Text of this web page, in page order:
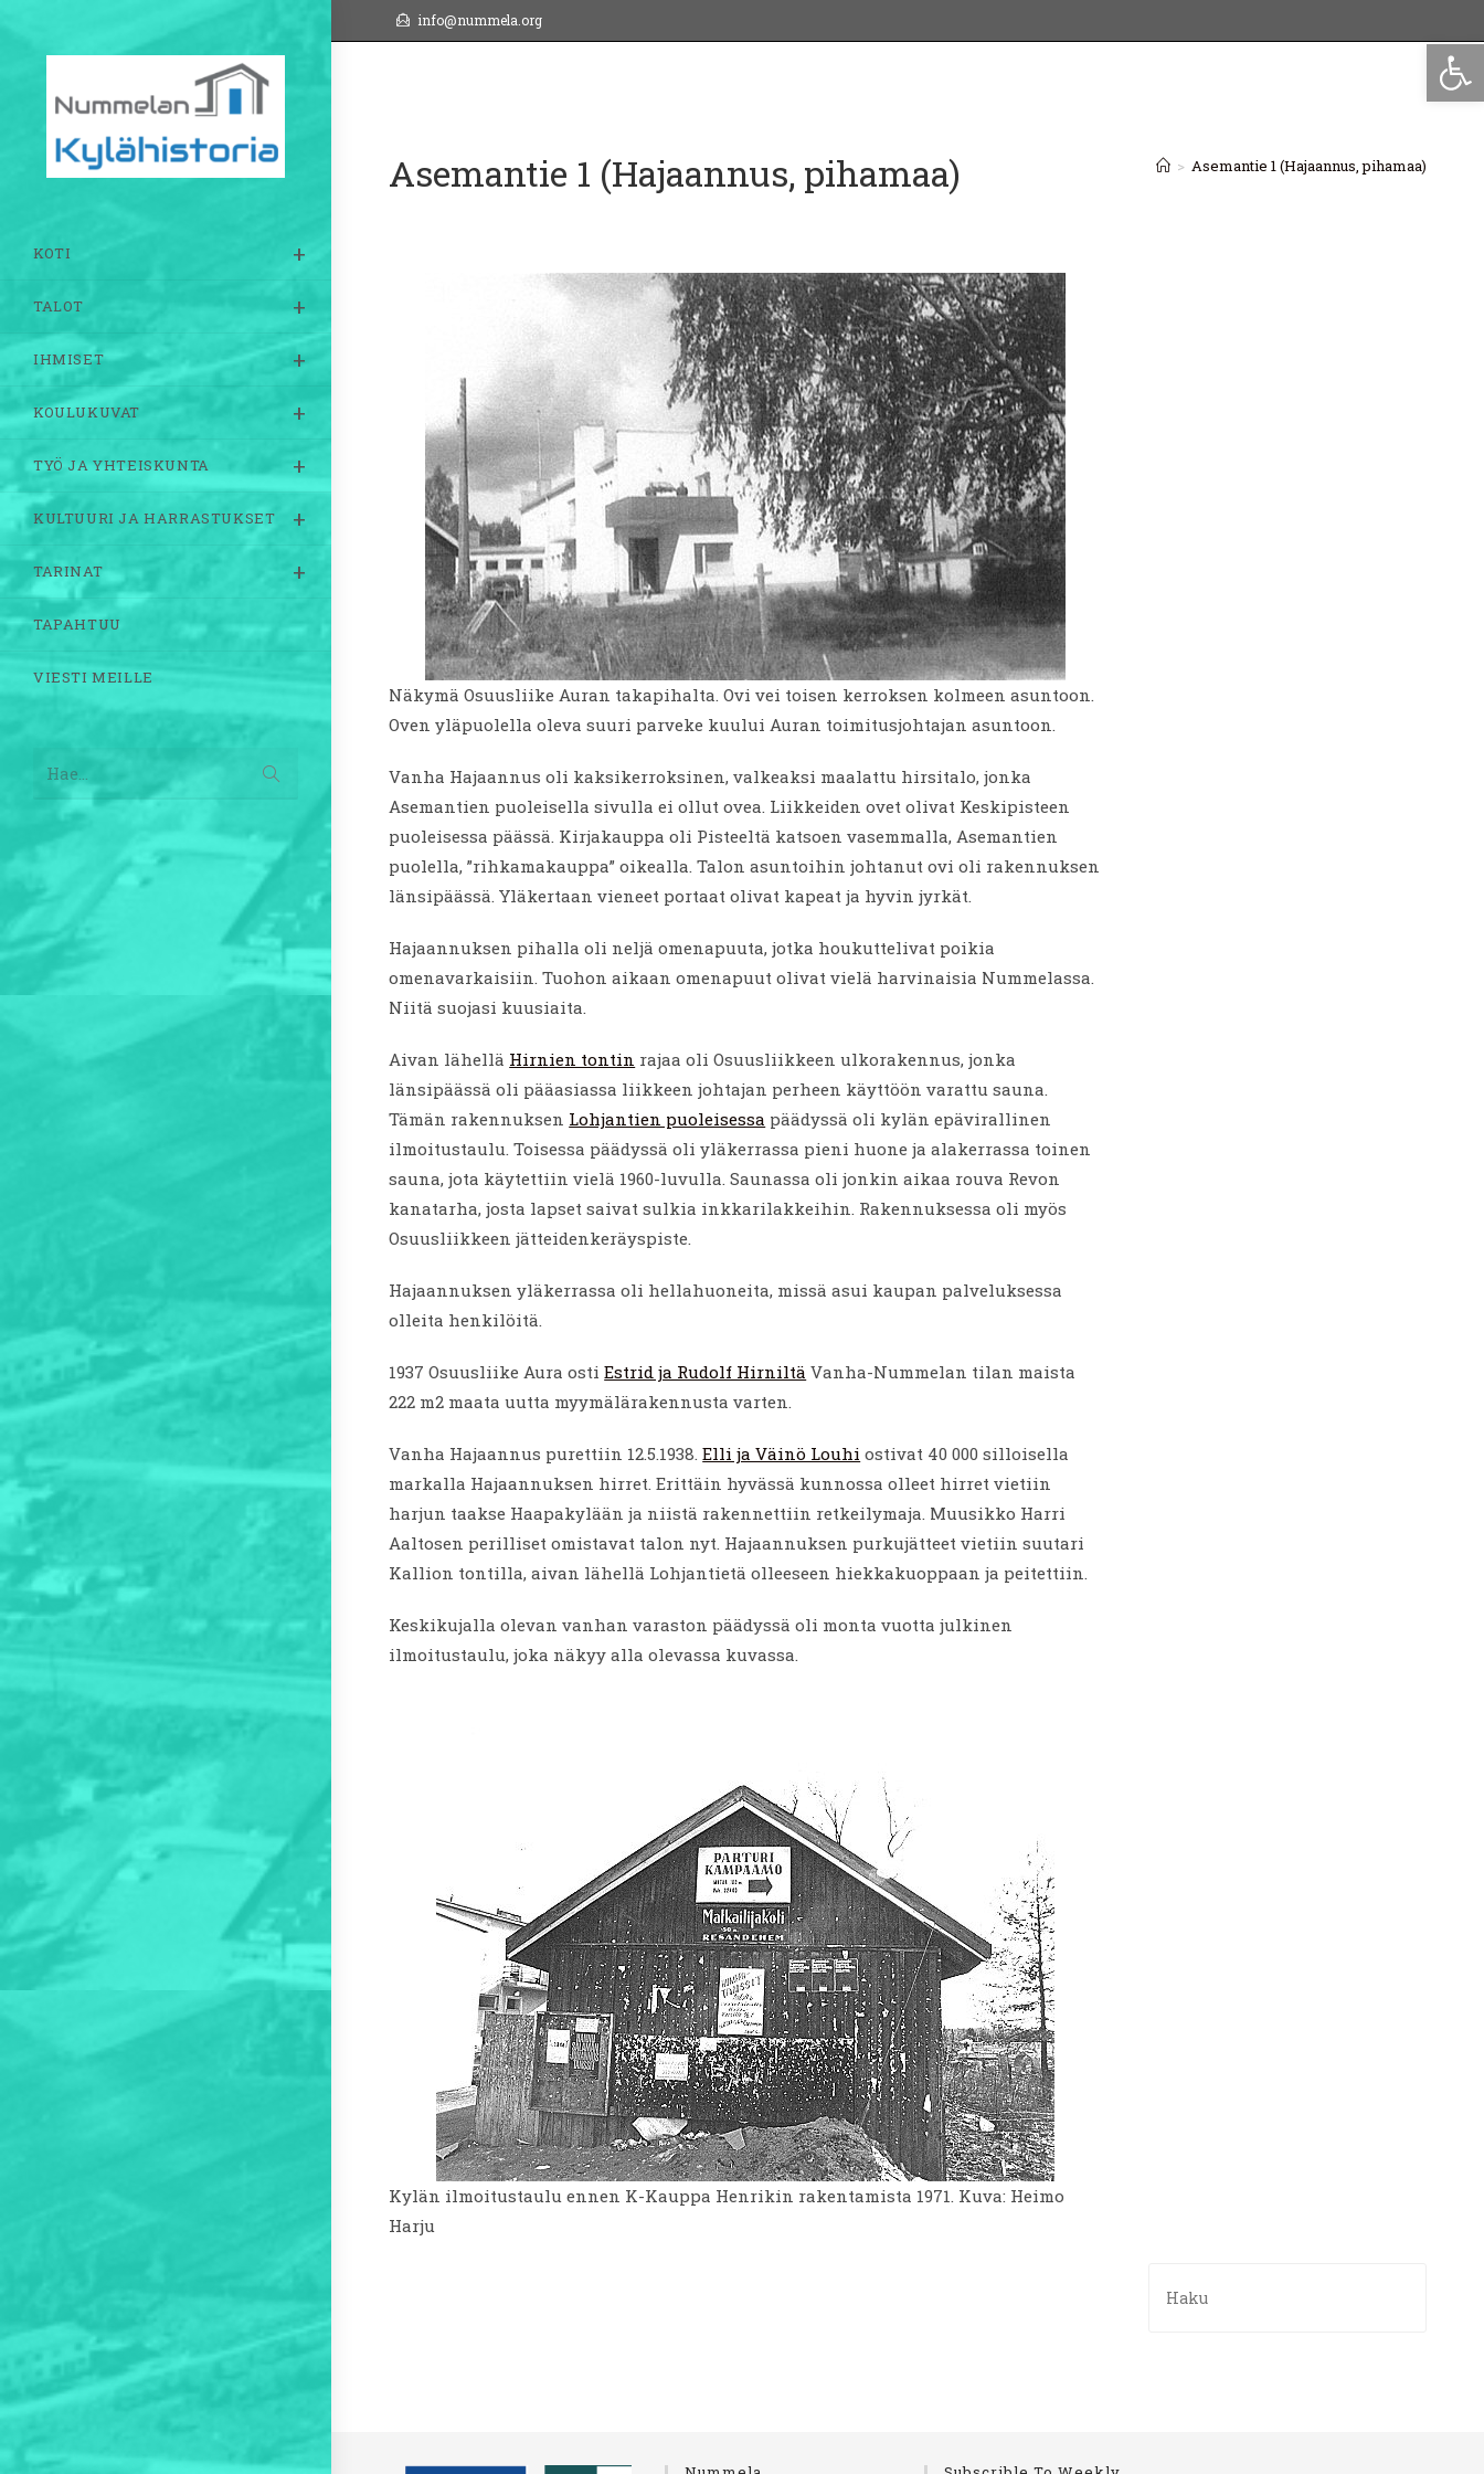
suoraan
info@nummela.org
KOTI
TALOT
IHMISET
KOULUKUVAT
TYÖ JA YHTEISKUNTA
KULTUURI JA HARRASTUKSET
TARINAT
TAPAHTUU
VIESTI MEILLE
Hae...
haku
Asemantie 1 (Hajaannus, pihamaa) > Asemantie 1 (Hajaannus, pihamaa)
Näkymä Osuusliike Auran takapihalta. Ovi vei toisen kerroksen kolmeen asuntoon.
Oven yläpuolella oleva suuri parveke kuului Auran toimitusjohtajan asuntoon.
Vanha Hajaannus oli kaksikerroksinen, valkeaksi maalattu hirsitalo, jonka
Asemantien puoleisella sivulla ei ollut ovea. Liikkeiden ovet olivat Keskipisteen
puoleisessa päässä. Kirjakauppa oli Pisteeltä katsoen vasemmalla, Asemantien
puolella, ”rihkamakauppa” oikealla. Talon asuntoihin johtanut ovi oli rakennuksen
länsipäässä. Yläkertaan vieneet portaat olivat kapeat ja hyvin jyrkät.
Hajaannuksen pihalla oli neljä omenapuuta, jotka houkuttelivat poikia
omenavarkaisiin. Tuohon aikaan omenapuut olivat vielä harvinaisia Nummelassa.
Niitä suojasi kuusiaita.
Aivan lähellä Hirnien tontin rajaa oli Osuusliikkeen ulkorakennus, jonka
länsipäässä oli pääasiassa liikkeen johtajan perheen käyttöön varattu sauna.
Tämän rakennuksen Lohjantien puoleisessa päädyssä oli kylän epävirallinen
ilmoitustaulu. Toisessa päädyssä oli yläkerrassa pieni huone ja alakerrassa toinen
sauna, jota käytettiin vielä 1960-luvulla. Saunassa oli jonkin aikaa rouva Revon
kanatarha, josta lapset saivat sulkia inkkarilakkeihin. Rakennuksessa oli myös
Osuusliikkeen jätteidenkeräyspiste.
Hajaannuksen yläkerrassa oli hellahuoneita, missä asui kaupan palveluksessa
olleita henkilöitä.
1937 Osuusliike Aura ostiEstrid ja Rudolf Hirniltä Vanha-Nummelan tilan maista
222 m2 maata uutta myymälärakennusta varten.
Vanha Hajaannus purettiin 12.5.1938.Elli ja Väinö Louhi ostivat 40 000 silloisella
markalla Hajaannuksen hirret. Erittäin hyvässä kunnossa olleet hirret vietiin
harjun taakse Haapakylään ja niistä rakennettiin retkeilymaja. Muusikko Harri
Aaltosen perilliset omistavat talon nyt. Hajaannuksen purkujätteet vietiin suutari
Kallion tontilla, aivan lähellä Lohjantietä olleeseen hiekkakuoppaan ja peitettiin.
Keskikujalla olevan vanhan varaston päädyssä oli monta vuotta julkinen
ilmoitustaulu, joka näkyy alla olevassa kuvassa.
Kylän ilmoitustaulu ennen K-Kauppa Henrikin rakentamista 1971. Kuva: Heimo
Harju